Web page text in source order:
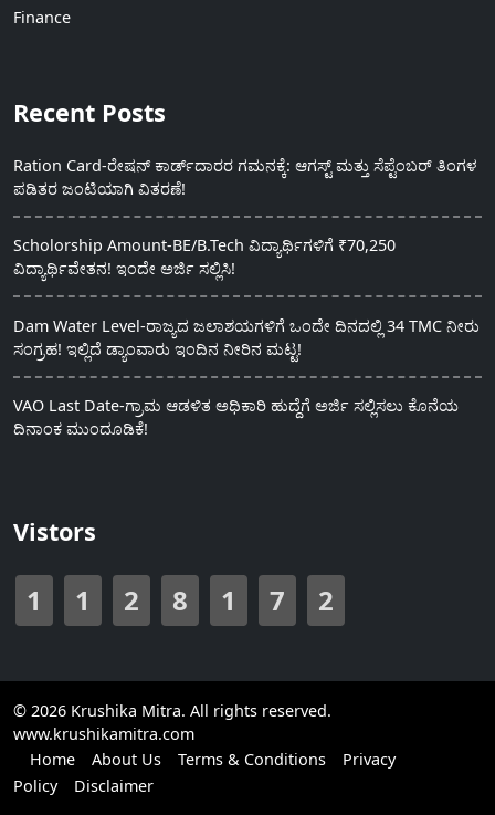
Finance
Recent Posts
Ration Card-ರೇಷನ್ ಕಾರ್ಡ್‍ದಾರರ ಗಮನಕ್ಕೆ: ಆಗಸ್ಟ್ ಮತ್ತು ಸೆಪ್ಟೆಂಬರ್ ತಿಂಗಳ
ಪಡಿತರ ಜಂಟಿಯಾಗಿ ವಿತರಣೆ!
Scholorship Amount-BE/B.Tech ವಿದ್ಯಾರ್ಥಿಗಳಿಗೆ ₹70,250
ವಿದ್ಯಾರ್ಥಿವೇತನ! ಇಂದೇ ಅರ್ಜಿ ಸಲ್ಲಿಸಿ!
Dam Water Level-ರಾಜ್ಯದ ಜಲಾಶಯಗಳಿಗೆ ಒಂದೇ ದಿನದಲ್ಲಿ 34 TMC ನೀರು
ಸಂಗ್ರಹ! ಇಲ್ಲಿದೆ ಡ್ಯಾಂವಾರು ಇಂದಿನ ನೀರಿನ ಮಟ್ಟ!
VAO Last Date-ಗ್ರಾಮ ಆಡಳಿತ ಅಧಿಕಾರಿ ಹುದ್ದೆಗೆ ಅರ್ಜಿ ಸಲ್ಲಿಸಲು ಕೊನೆಯ
ದಿನಾಂಕ ಮುಂದೂಡಿಕೆ!
Vistors
1 1 2 8 1 7 2
© 2026 Krushika Mitra. All rights reserved.
www.krushikamitra.com
Home
About Us Terms & Conditions
Privacy
Policy
Disclaimer